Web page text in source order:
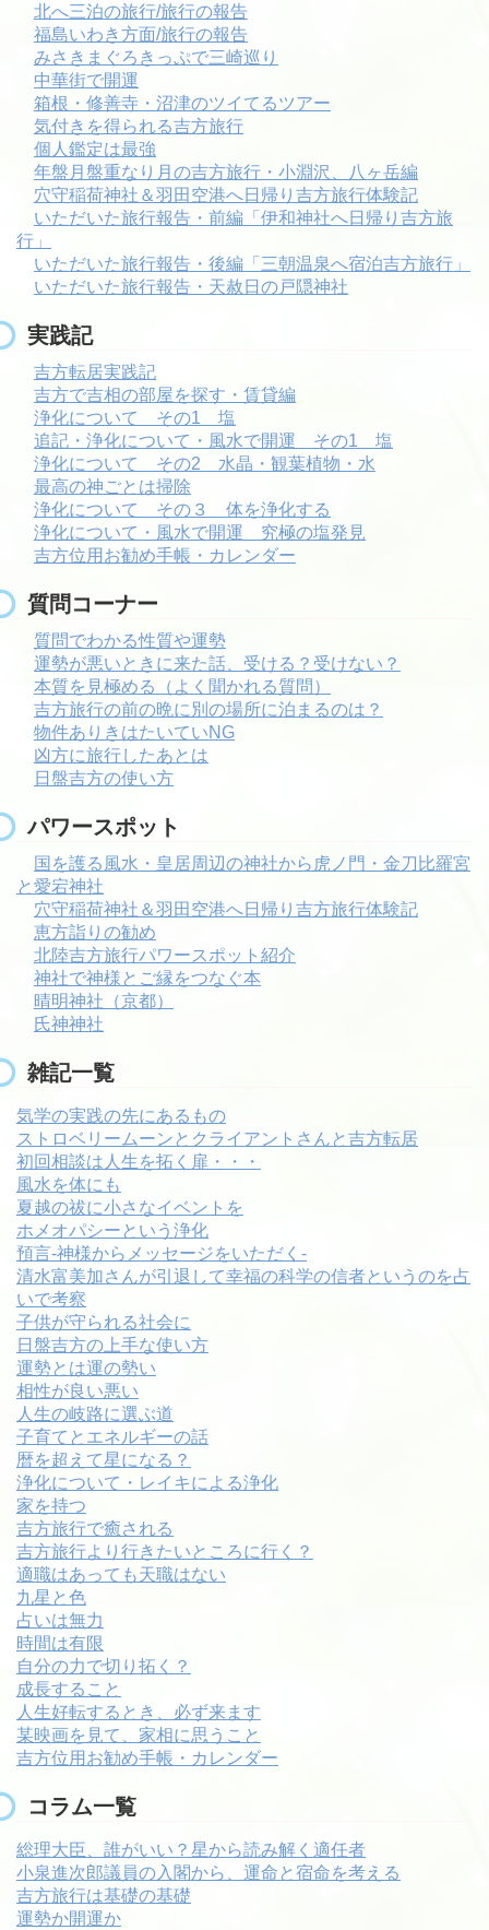
北へ三泊の旅行/旅行の報告
福島いわき方面/旅行の報告
みさきまぐろきっぷで三崎巡り
中華街で開運
箱根・修善寺・沼津のツイてるツアー
気付きを得られる吉方旅行
個人鑑定は最強
年盤月盤重なり月の吉方旅行・小淵沢、八ヶ岳編
穴守稲荷神社＆羽田空港へ日帰り吉方旅行体験記
いただいた旅行報告・前編「伊和神社へ日帰り吉方旅
行」
いただいた旅行報告・後編「三朝温泉へ宿泊吉方旅行」
いただいた旅行報告・天赦日の戸隠神社
実践記
吉方転居実践記
吉方で吉相の部屋を探す・賃貸編
浄化について その1 塩
追記・浄化について・風水で開運 その1 塩
浄化について その2 水晶・観葉植物・水
最高の神ごとは掃除
浄化について その３ 体を浄化する
浄化について・風水で開運 究極の塩発見
吉方位用お勧め手帳・カレンダー
質問コーナー
質問でわかる性質や運勢
運勢が悪いときに来た話、受ける？受けない？
本質を見極める（よく聞かれる質問）
吉方旅行の前の晩に別の場所に泊まるのは？
物件ありきはたいていNG
凶方に旅行したあとは
日盤吉方の使い方
パワースポット
国を護る風水・皇居周辺の神社から虎ノ門・金刀比羅宮
と愛宕神社
穴守稲荷神社＆羽田空港へ日帰り吉方旅行体験記
恵方詣りの勧め
北陸吉方旅行パワースポット紹介
神社で神様とご縁をつなぐ本
晴明神社（京都）
氏神神社
雑記一覧
気学の実践の先にあるもの
ストロベリームーンとクライアントさんと吉方転居
初回相談は人生を拓く扉・・・
風水を体にも
夏越の祓に小さなイベントを
ホメオパシーという浄化
預言-神様からメッセージをいただく-
清水富美加さんが引退して幸福の科学の信者というのを占
いで考察
子供が守られる社会に
日盤吉方の上手な使い方
運勢とは運の勢い
相性が良い悪い
人生の岐路に選ぶ道
子育てとエネルギーの話
暦を超えて星になる？
浄化について・レイキによる浄化
家を持つ
吉方旅行で癒される
吉方旅行より行きたいところに行く？
適職はあっても天職はない
九星と色
占いは無力
時間は有限
自分の力で切り拓く？
成長すること
人生好転するとき、必ず来ます
某映画を見て、家相に思うこと
吉方位用お勧め手帳・カレンダー
コラム一覧
総理大臣、誰がいい？星から読み解く適任者
小泉進次郎議員の入閣から、運命と宿命を考える
吉方旅行は基礎の基礎
運勢か開運か